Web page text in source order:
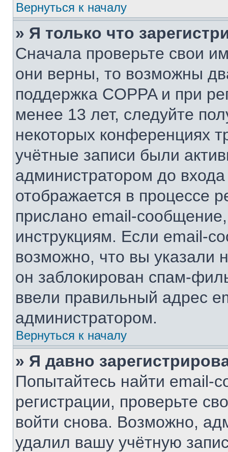
Вернуться к началу
» Я только что
Сначала проверьте свои
они верны, то возможны
поддержка COPPA и при
менее 13 лет, следуйте
некоторых конференциях
учётные записи были
администратором до
отображается в процессе
прислано email-
инструкциям. Если email-
возможно, что вы указали
он заблокирован спам-
ввели правильный адрес
администратором.
Вернуться к началу
» Я давно
Попытайтесь найти email-
регистрации, проверьте
войти снова. Возможно,
удалил вашу учётную